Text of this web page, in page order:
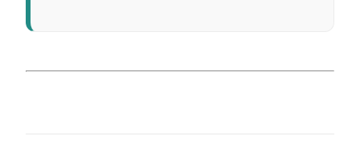
skapar